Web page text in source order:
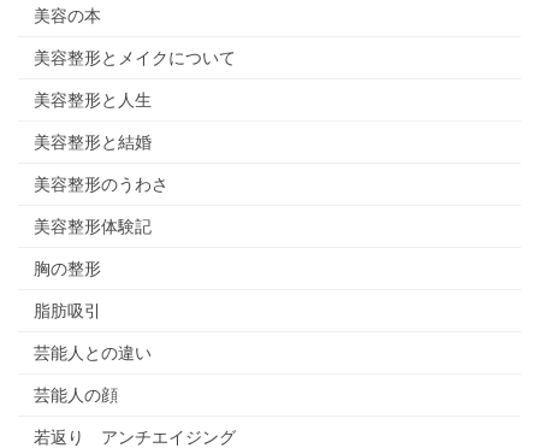
美容の本
美容整形とメイクについて
美容整形と人生
美容整形と結婚
美容整形のうわさ
美容整形体験記
胸の整形
脂肪吸引
芸能人との違い
芸能人の顔
若返り アンチエイジング